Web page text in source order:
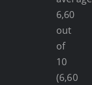
(6,60